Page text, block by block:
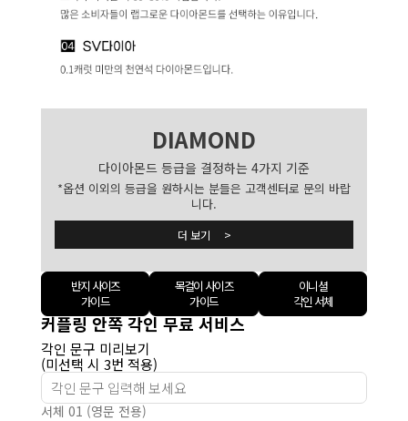
DIAMOND
다이아몬드 등급을 결정하는 4가지 기준
*옵션 이외의 등급을 원하시는 분들은 고객센터로 문의 바랍
니다.
더 보기 >
반지 사이즈
가이드
목걸이 사이즈
가이드
이니셜
각인 서체
커플링 안쪽 각인 무료 서비스
각인 문구 미리보기
(미선택 시 3번 적용)
서체 01 (영문 전용)